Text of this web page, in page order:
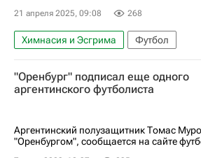
21 апреля 2025, 09:08 268
Химнасия и Эсгрима
Футбол
Буэнос-Айрес (город)
Аргентина
Ривер Плейт
Унион (Берлин)
"Оренбург" подписал еще одного
аргентинского футболиста
Аргентинский полузащитник Томас
"Оренбургом", сообщается на сайте